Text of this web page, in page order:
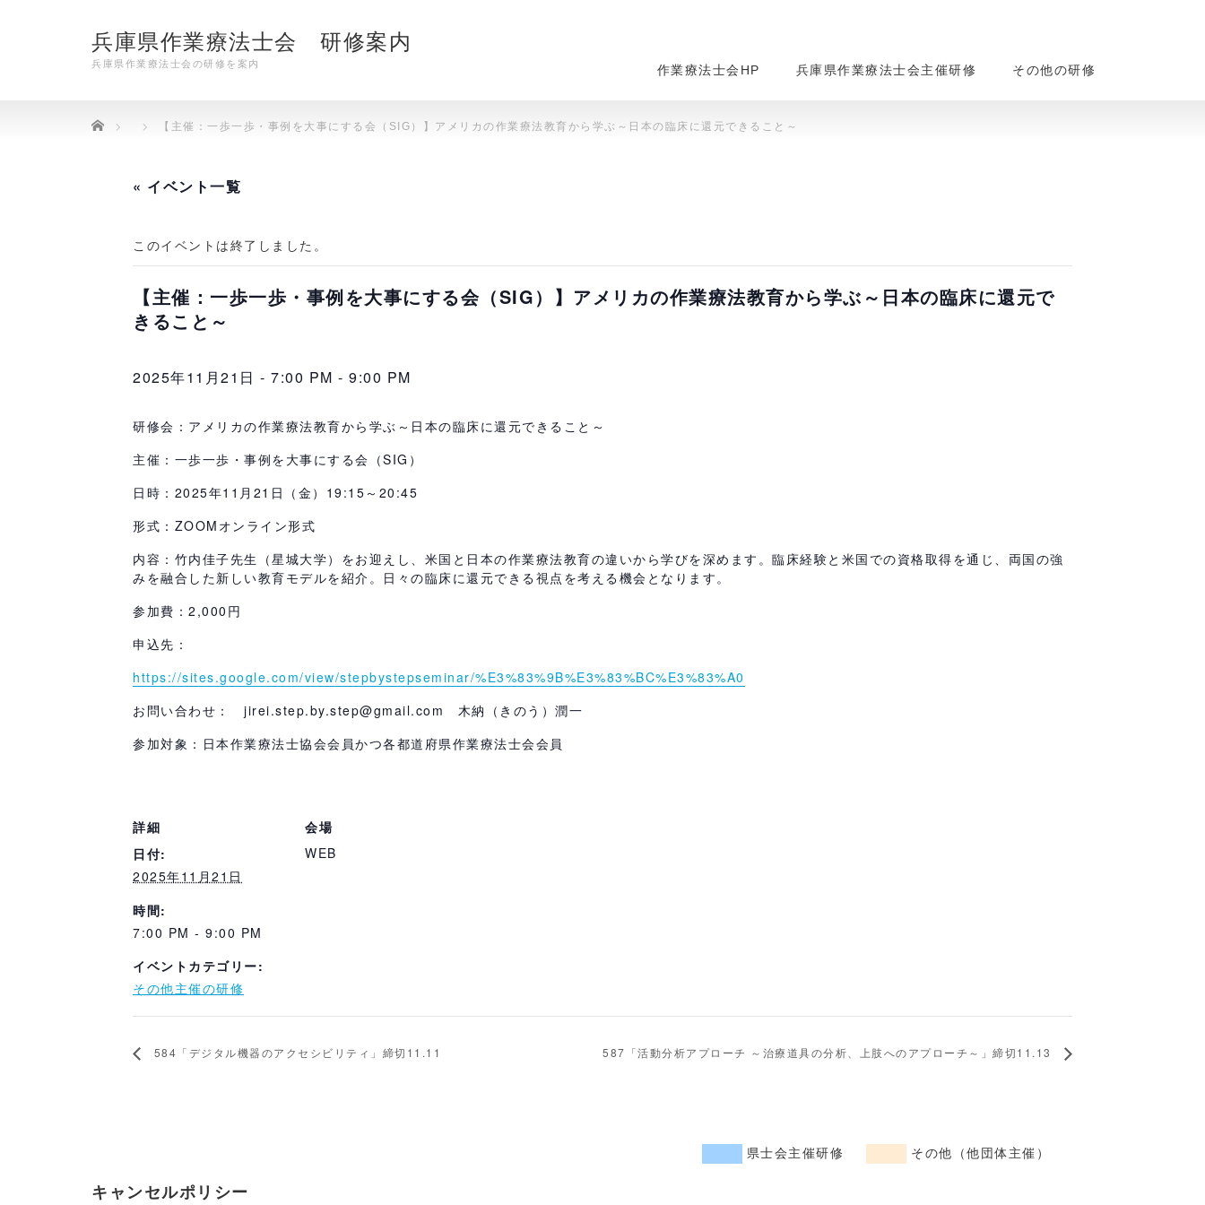
兵庫県作業療法士会 研修案内
兵庫県作業療法士会の研修を案内 作業療法士会HP 兵庫県作業療法士会主催研修 その他の研修
Home 【主催：一歩一歩・事例を大事にする会（SIG）】アメリカの作業療法教育から学ぶ～日本の臨床に還元できること～
« イベント一覧
このイベントは終了しました。
【主催：一歩一歩・事例を大事にする会（SIG）】アメリカの作業療法教育から学ぶ～日本の臨床に還元で
きること～
2025年11月21日 - 7:00 PM - 9:00 PM
研修会：アメリカの作業療法教育から学ぶ～日本の臨床に還元できること～
主催：一歩一歩・事例を大事にする会（SIG）
日時：2025年11月21日（金）19:15～20:45
形式：ZOOMオンライン形式
内容：竹内佳子先生（星城大学）をお迎えし、米国と日本の作業療法教育の違いから学びを深めます。臨床経験と米国での資格取得を通じ、両国の強
みを融合した新しい教育モデルを紹介。日々の臨床に還元できる視点を考える機会となります。
参加費：2,000円
申込先：
https://sites.google.com/view/stepbystepseminar/%E3%83%9B%E3%83%BC%E3%83%A0
お問い合わせ： jirei.step.by.step@gmail.com 木納（きのう）潤一
参加対象：日本作業療法士協会会員かつ各都道府県作業療法士会会員
詳細
日付:
2025年11月21日
時間:
7:00 PM - 9:00 PM
イベントカテゴリー:
その他主催の研修
会場
WEB
584「デジタル機器のアクセシビリティ」締切11.11 587「活動分析アプローチ ～治療道具の分析、上肢へのアプローチ～」締切11.13
県士会主催研修 その他（他団体主催）
キャンセルポリシー